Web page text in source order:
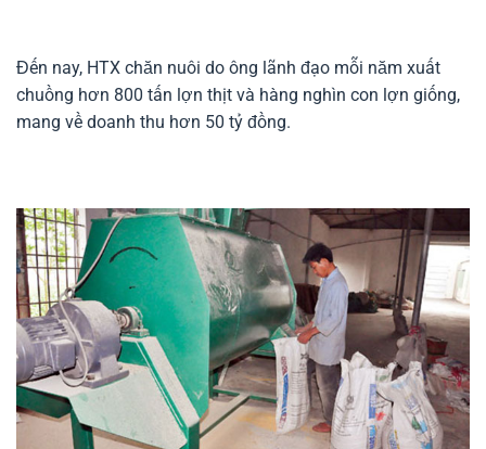
Đến nay, HTX chăn nuôi do ông lãnh đạo mỗi năm xuất
chuồng hơn 800 tấn lợn thịt và hàng nghìn con lợn giống,
mang về doanh thu hơn 50 tỷ đồng.